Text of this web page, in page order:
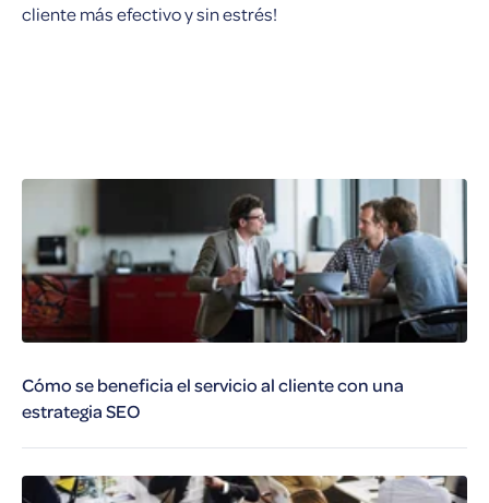
cliente más efectivo y sin estrés!
Cómo se beneficia el servicio al cliente con una
estrategia SEO